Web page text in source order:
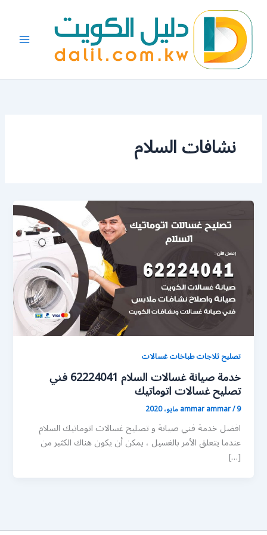
المحتوى
نشافات السلام
تصليح ثلاجات طباخات غسالات
خدمة صيانة غسالات السلام 62224041 فني
تصليح غسالات اتوماتيك
ammar ammar/9 مايو، 2020
افضل خدمة فني صيانة و تصليح غسالات اتوماتيك السلام
عندما يتعلق الأمر بالغسيل ، يمكن أن يكون هناك الكثير من
[…]